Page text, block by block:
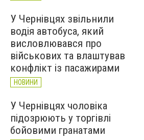
У Чернівцях звільнили
водія автобуса, який
висловлювався про
військових та влаштував
конфлікт із пасажирами
НОВИНИ
У Чернівцях чоловіка
підозрюють у торгівлі
бойовими гранатами